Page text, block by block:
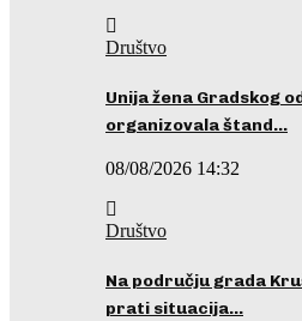
Društvo
Unija žena Gradskog
organizovala štand…
08/08/2026 14:32
Društvo
Na području grada
prati situacija…